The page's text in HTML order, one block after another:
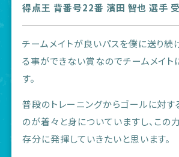
得点王 背番号22番 濱田 智也 選手
チームメイトが良いパスを僕に送り続
る事ができない賞なのでチームメイト
す。
普段のトレーニングからゴールに対す
のが着々と身についていますし、この
存分に発揮していきたいと思います。